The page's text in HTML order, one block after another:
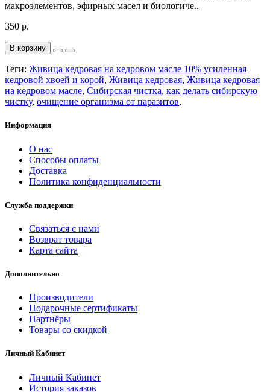
макроэлементов, эфирных масел и биологиче..
350 р.
В корзину
Теги: Живица кедровая на кедровом масле 10% усиленная
кедровой хвоей и корой, Живица кедровая, Живица кедровая
на кедровом масле, Сибирская чистка, как делать сибирскую
чистку, очищение организма от паразитов,
Информация
О нас
Способы оплаты
Доставка
Политика конфиденциальности
Служба поддержки
Связаться с нами
Возврат товара
Карта сайта
Дополнительно
Производители
Подарочные сертификаты
Партнёры
Товары со скидкой
Личный Кабинет
Личный Кабинет
История заказов